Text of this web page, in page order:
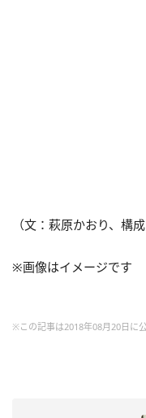
（文：萩原かおり、構
※画像はイメージです
※この記事は2018年08月20日に